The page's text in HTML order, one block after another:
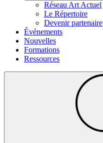
Réseau Art Actuel
Le Répertoire
Devenir partenaire
Événements
Nouvelles
Formations
Ressources